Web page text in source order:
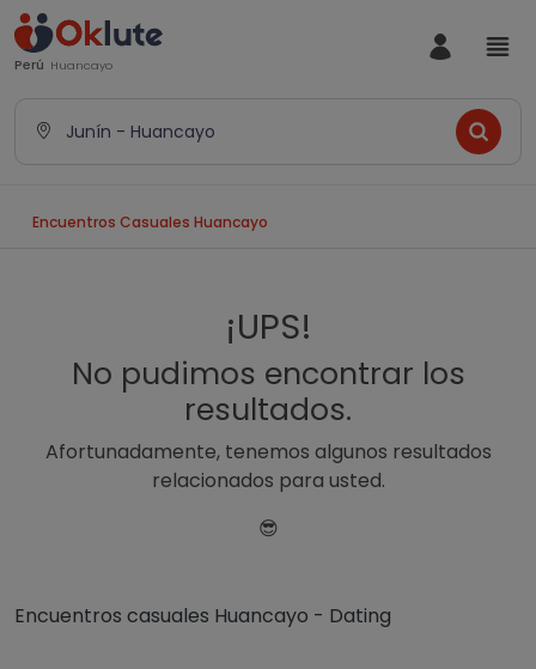
Perú Huancayo
Junín - Huancayo
Encuentros Casuales Huancayo
¡UPS!
No pudimos encontrar los
resultados.
Afortunadamente, tenemos algunos resultados
relacionados para usted.
😎
Encuentros casuales Huancayo - Dating